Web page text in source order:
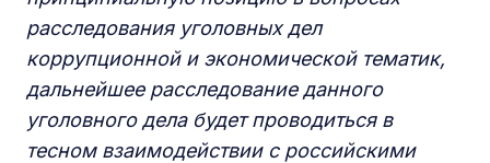
расследования уголовных дел
коррупционной и экономической тематик,
дальнейшее расследование данного
уголовного дела будет проводиться в
тесном взаимодействии с российскими